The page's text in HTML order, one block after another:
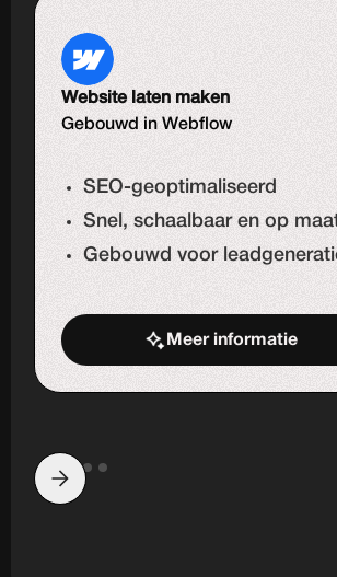
Website laten maken
Gebouwd in Webflow
SEO-geoptimaliseerd
Snel, schaalbaar en op
Gebouwd voor
Meer informatie
Start de uitdaging